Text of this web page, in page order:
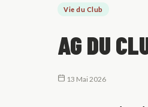
Vie du Club
AG DU
13 Mai 2026